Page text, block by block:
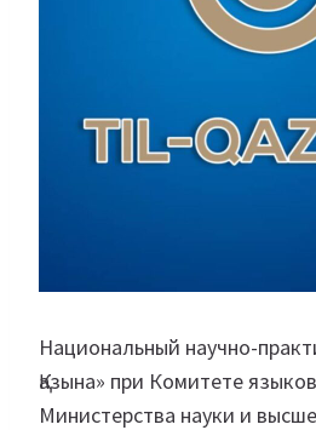
Национальный научно-
Қазына» при Комитете
Министерства науки и